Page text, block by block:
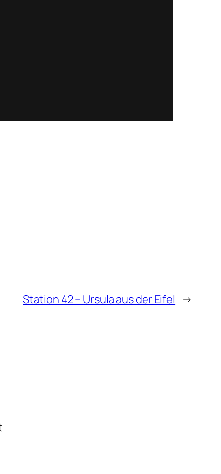
Station 42 – Ursula aus der Eifel →